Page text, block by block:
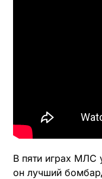
В пяти играх МЛС
он лучший